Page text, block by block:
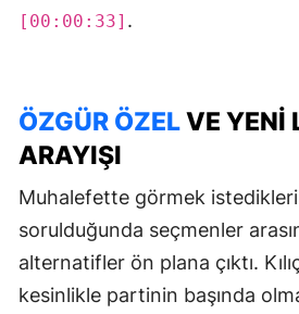
[00:00:33] .
ÖZGÜR ÖZELVE YENI
ARAYIŞI
Muhalefette görmek
sorulduğunda seçmenler
alternatifler ön plana çıktı.
kesinlikle partinin başında